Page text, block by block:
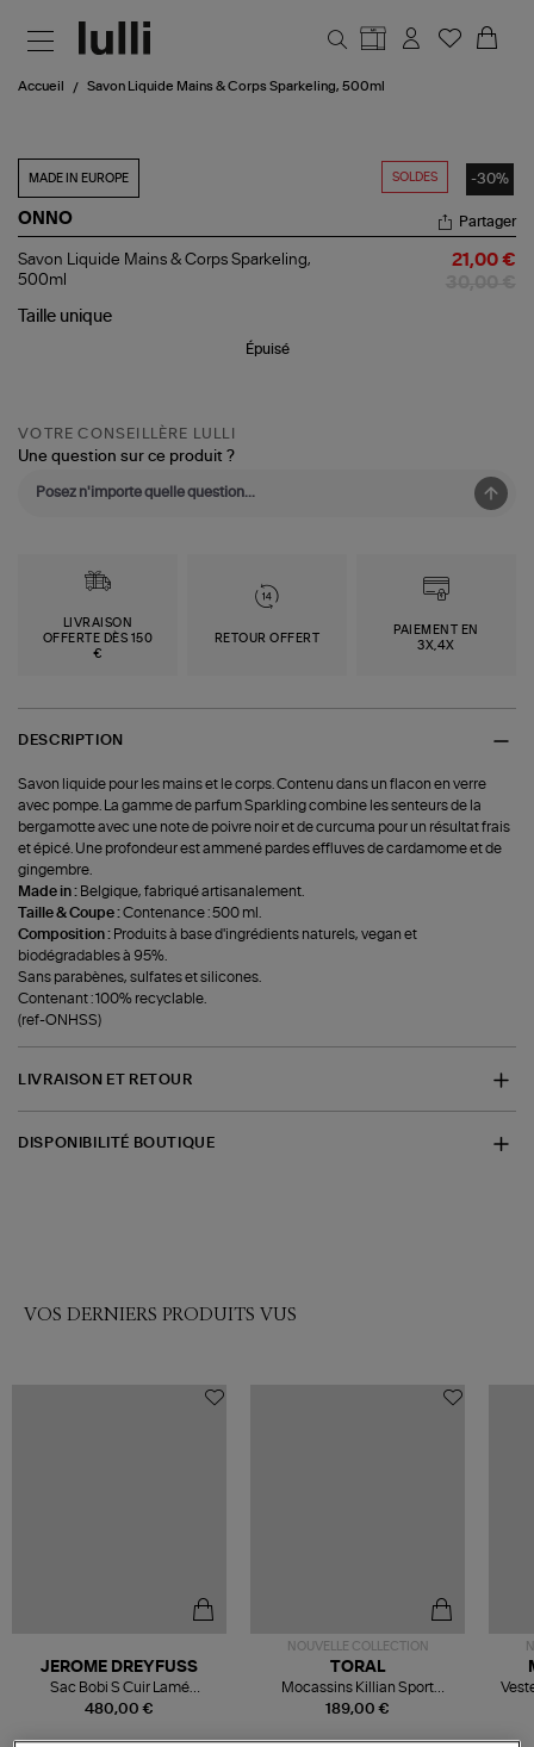
Accueil Savon Liquide Mains & Corps Sparkeling, 500ml
SOLDES -30%
MADE IN EUROPE
ONNO
Savon
Liquide
&
Partager
Savon Liquide Mains & Corps Sparkeling,
500ml
21,00 €
Taille unique
Épuisé
VOTRE CONSEILLÈRE LULLI
Une question sur ce produit ?
LIVRAISON
OFFERTE DÈS 150
€
RETOUR OFFERT
PAIEMENT EN
3X,4X
DESCRIPTION
Savon liquide pour les mains et le corps. Contenu dans un flacon en verre
avec pompe. La gamme de parfum Sparkling combine les senteurs de la
bergamotte avec une note de poivre noir et de curcuma pour un résultat frais
et épicé. Une profondeur est ammené pardes effluves de cardamome et de
gingembre.
Made in : Belgique, fabriqué artisanalement.
Taille & Coupe :Contenance : 500 ml.
Composition : Produits à base d'ingrédients naturels, vegan et
biodégradables à 95%.
Sans parabènes, sulfates et silicones.
Contenant : 100% recyclable.
(ref-ONHSS)
LIVRAISON ET RETOUR
DISPONIBILITÉ BOUTIQUE
VOS DERNIERS PRODUITS VUS
480,00 €
JEROME DREYFUSS
Sac Bobi S Cuir Lamé
Champagne
NOUVELLE COLLECTION
189,00 €
TORAL
Mocassins Killian Sport
Mousse